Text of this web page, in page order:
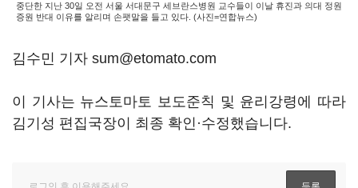
중단한 지난 30일 오전 서울 서대문구 세브란스병원 교수들이 이날 휴진과 의대 정원
증원 반대 이유를 알리며 손팻말을 들고 있다. (사진=연합뉴스)
김수민 기자 sum@etomato.com
이 기사는 뉴스토마토 보도준칙 및 윤리강령에 따라
김기성 편집국장이 최종 확인·수정했습니다.